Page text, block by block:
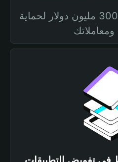
صندوق حماية بقيمة 300 مليون دولار لحماية